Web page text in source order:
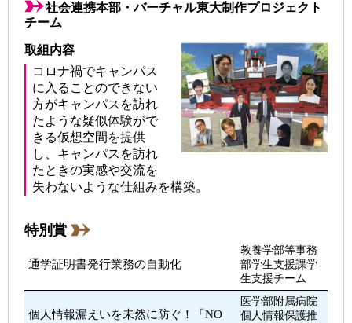
社会連携本部・バーチャル東大制作プロジェクト
チーム
取組内容
コロナ禍でキャンパス
に入ることのできない
方がキャンパスを訪れ
たような疑似体験がで
きる仮想空間を提供
し、キャンパスを訪れ
たときの実感や交流を
失わないような仕組みを構築。
特別賞
通学証明書発行業務の自動化
教養学部等事務
部学生支援課学
生支援チーム
個人情報漏えいを未然に防ぐ！「NO
医学部附属病院
個人情報保護推